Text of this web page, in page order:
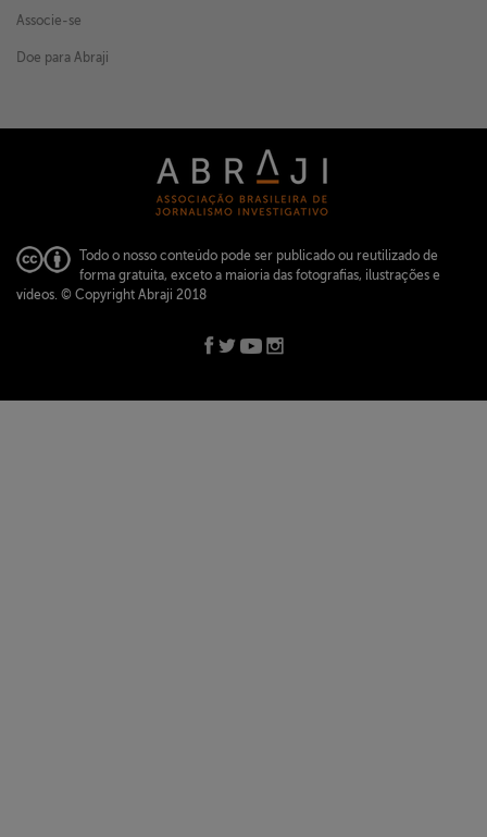
Associe-se
Doe para Abraji
Todo o nosso conteúdo pode ser publicado ou reutilizado de
forma gratuita, exceto a maioria das fotografias, ilustrações e
vídeos. © Copyright Abraji 2018